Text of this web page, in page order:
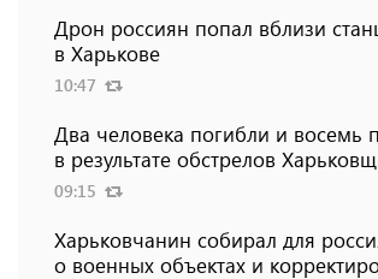
Дрон россиян попал вблизи
в Харькове
10:47
Два человека погибли и восемь
в результате обстрелов
09:15
Харьковчанин собирал для
о военных объектах и